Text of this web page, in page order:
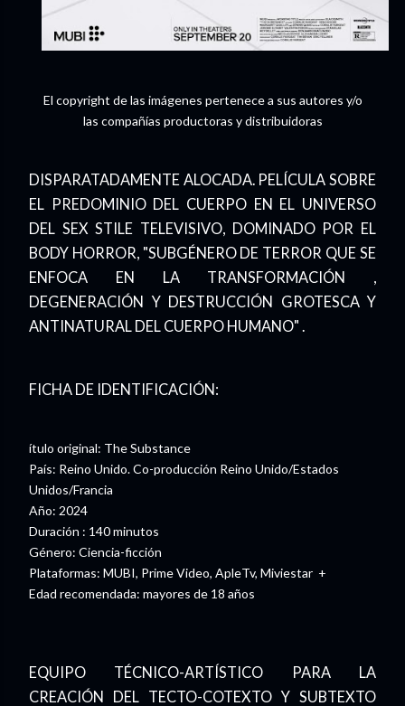
El copyright de las imágenes pertenece a sus autores y/o
las compañías productoras y distribuidoras
DISPARATADAMENTE ALOCADA. PELÍCULA SOBRE
EL PREDOMINIO DEL CUERPO EN EL UNIVERSO
DEL SEX STILE TELEVISIVO, DOMINADO POR EL
BODY HORROR, "SUBGÉNERO DE TERROR QUE SE
ENFOCA EN LA TRANSFORMACIÓN ,
DEGENERACIÓN Y DESTRUCCIÓN GROTESCA Y
ANTINATURAL DEL CUERPO HUMANO" .
FICHA DE IDENTIFICACIÓN:
ítulo original: The Substance
País: Reino Unido. Co-producción Reino Unido/Estados
Unidos/Francia
Año: 2024
Duración : 140 minutos
Género: Ciencia-ficción
Plataformas: MUBI, Prime Video, ApleTv, Miviestar +
Edad recomendada: mayores de 18 años
EQUIPO TÉCNICO-ARTÍSTICO PARA LA
CREACIÓN DEL TECTO-COTEXTO Y SUBTEXTO